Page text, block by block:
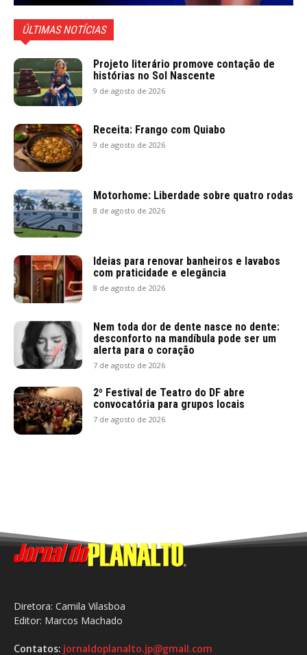
ÚLTIMAS NOTÍCIAS
Projeto literário promove contação de
histórias no Sol Nascente
9 de agosto de 2026
Receita: Frango com Quiabo
9 de agosto de 2026
Motorhome: Liberdade sobre quatro rodas
8 de agosto de 2026
Ideias para renovar banheiros e lavabos
com praticidade e elegância
8 de agosto de 2026
Nem toda dor de dente nasce no dente:
desconforto na mandíbula pode ser um
alerta para o coração
7 de agosto de 2026
2º Festival de Teatro do DF abre
convocatória para grupos locais
7 de agosto de 2026
Diretora: Camila Vilasboa
Editor: Marcos Machado
Contatos: jornaldoplanalto.jp@gmail.com